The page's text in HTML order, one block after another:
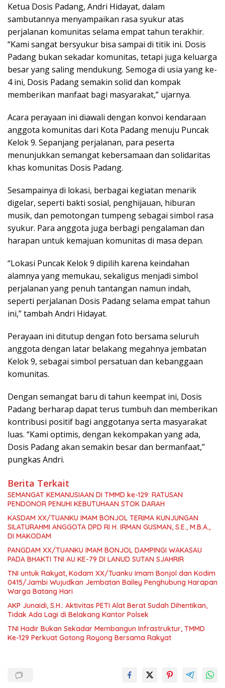
Ketua Dosis Padang, Andri Hidayat, dalam
sambutannya menyampaikan rasa syukur atas
perjalanan komunitas selama empat tahun terakhir.
“Kami sangat bersyukur bisa sampai di titik ini. Dosis
Padang bukan sekadar komunitas, tetapi juga keluarga
besar yang saling mendukung. Semoga di usia yang ke-
4 ini, Dosis Padang semakin solid dan kompak
memberikan manfaat bagi masyarakat,” ujarnya.
Acara perayaan ini diawali dengan konvoi kendaraan
anggota komunitas dari Kota Padang menuju Puncak
Kelok 9. Sepanjang perjalanan, para peserta
menunjukkan semangat kebersamaan dan solidaritas
khas komunitas Dosis Padang.
Sesampainya di lokasi, berbagai kegiatan menarik
digelar, seperti bakti sosial, penghijauan, hiburan
musik, dan pemotongan tumpeng sebagai simbol rasa
syukur. Para anggota juga berbagi pengalaman dan
harapan untuk kemajuan komunitas di masa depan.
“Lokasi Puncak Kelok 9 dipilih karena keindahan
alamnya yang memukau, sekaligus menjadi simbol
perjalanan yang penuh tantangan namun indah,
seperti perjalanan Dosis Padang selama empat tahun
ini,” tambah Andri Hidayat.
Perayaan ini ditutup dengan foto bersama seluruh
anggota dengan latar belakang megahnya jembatan
Kelok 9, sebagai simbol persatuan dan kebanggaan
komunitas.
Dengan semangat baru di tahun keempat ini, Dosis
Padang berharap dapat terus tumbuh dan memberikan
kontribusi positif bagi anggotanya serta masyarakat
luas. “Kami optimis, dengan kekompakan yang ada,
Dosis Padang akan semakin besar dan bermanfaat,”
pungkas Andri.
Berita Terkait
SEMANGAT KEMANUSIAAN DI TMMD ke-129: RATUSAN
PENDONOR PENUHI KEBUTUHAAN STOK DARAH
KASDAM XX/TUANKU IMAM BONJOL TERIMA KUNJUNGAN
SILATURAHMI ANGGOTA DPD RI H. IRMAN GUSMAN, S.E., M.B.A.,
DI MAKODAM
PANGDAM XX/TUANKU IMAM BONJOL DAMPINGI WAKASAU
PADA BHAKTI TNI AU KE-79 DI LANUD SUTAN SJAHRIR
TNI untuk Rakyat, Kodam XX/Tuanku Imam Bonjol dan Kodim
0415/Jambi Wujudkan Jembatan Bailey Penghubung Harapan
Warga Batang Hari
AKP Junaidi, S.H.: Aktivitas PETI Alat Berat Sudah Dihentikan,
Tidak Ada Lagi di Belakang Kantor Polsek
TNI Hadir Bukan Sekadar Membangun Infrastruktur, TMMD
Ke-129 Perkuat Gotong Royong Bersama Rakyat